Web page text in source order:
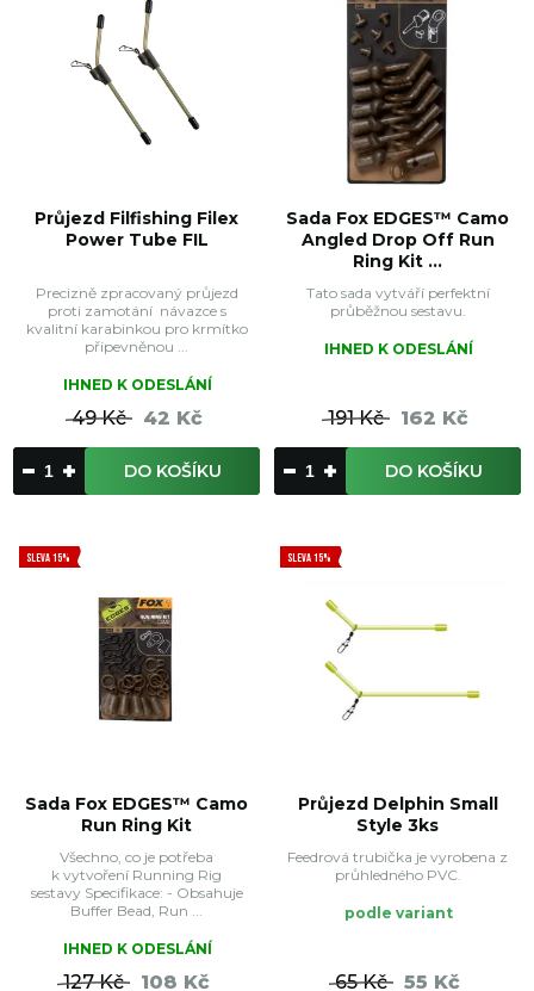
Průjezd Filfishing Filex
Power Tube FIL
Precizně zpracovaný průjezd
proti zamotání návazce s
kvalitní karabinkou pro krmítko
připevněnou ...
IHNED K ODESLÁNÍ
49 Kč 42 Kč
DO KOŠÍKU
Sada Fox EDGES™ Camo
Angled Drop Off Run
Ring Kit ...
Tato sada vytváří perfektní
průběžnou sestavu.
IHNED K ODESLÁNÍ
191 Kč 162 Kč
DO KOŠÍKU
SLEVA 15%
Sada Fox EDGES™ Camo
Run Ring Kit
Všechno, co je potřeba
k vytvoření Running Rig
sestavy Specifikace: - Obsahuje
Buffer Bead, Run ...
IHNED K ODESLÁNÍ
127 Kč 108 Kč
SLEVA 15%
Průjezd Delphin Small
Style 3ks
Feedrová trubička je vyrobena z
průhledného PVC.
podle variant
65 Kč 55 Kč